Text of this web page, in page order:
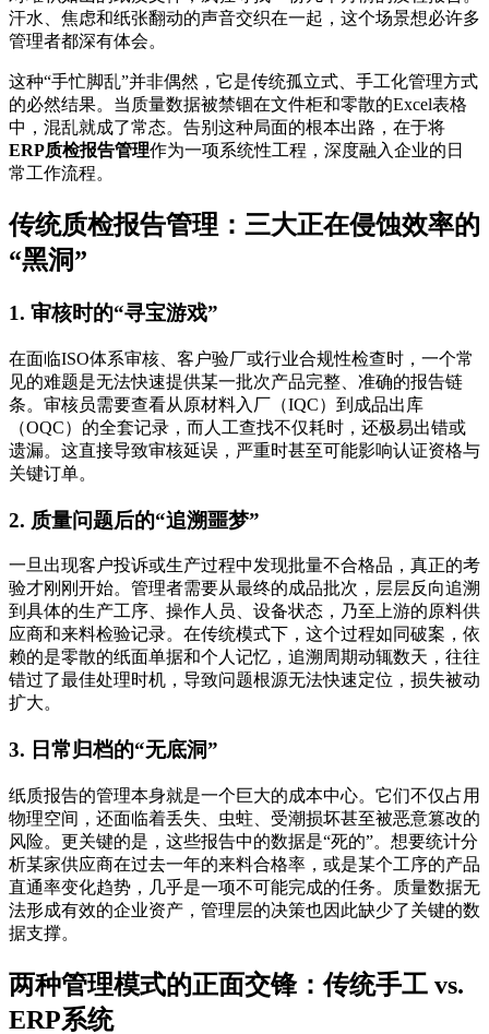
汗水、焦虑和纸张翻动的声音交织在一起，这个场景想必许多
管理者都深有体会。
这种“手忙脚乱”并非偶然，它是传统孤立式、手工化管理方式
的必然结果。当质量数据被禁锢在文件柜和零散的Excel表格
中，混乱就成了常态。告别这种局面的根本出路，在于将
ERP质检报告管理作为一项系统性工程，深度融入企业的日
常工作流程。
传统质检报告管理：三大正在侵蚀效率的
“黑洞”
1. 审核时的“寻宝游戏”
在面临ISO体系审核、客户验厂或行业合规性检查时，一个常
见的难题是无法快速提供某一批次产品完整、准确的报告链
条。审核员需要查看从原材料入厂（IQC）到成品出库
（OQC）的全套记录，而人工查找不仅耗时，还极易出错或
遗漏。这直接导致审核延误，严重时甚至可能影响认证资格与
关键订单。
2. 质量问题后的“追溯噩梦”
一旦出现客户投诉或生产过程中发现批量不合格品，真正的考
验才刚刚开始。管理者需要从最终的成品批次，层层反向追溯
到具体的生产工序、操作人员、设备状态，乃至上游的原料供
应商和来料检验记录。在传统模式下，这个过程如同破案，依
赖的是零散的纸面单据和个人记忆，追溯周期动辄数天，往往
错过了最佳处理时机，导致问题根源无法快速定位，损失被动
扩大。
3. 日常归档的“无底洞”
纸质报告的管理本身就是一个巨大的成本中心。它们不仅占用
物理空间，还面临着丢失、虫蛀、受潮损坏甚至被恶意篡改的
风险。更关键的是，这些报告中的数据是“死的”。想要统计分
析某家供应商在过去一年的来料合格率，或是某个工序的产品
直通率变化趋势，几乎是一项不可能完成的任务。质量数据无
法形成有效的企业资产，管理层的决策也因此缺少了关键的数
据支撑。
两种管理模式的正面交锋：传统手工 vs.
ERP系统